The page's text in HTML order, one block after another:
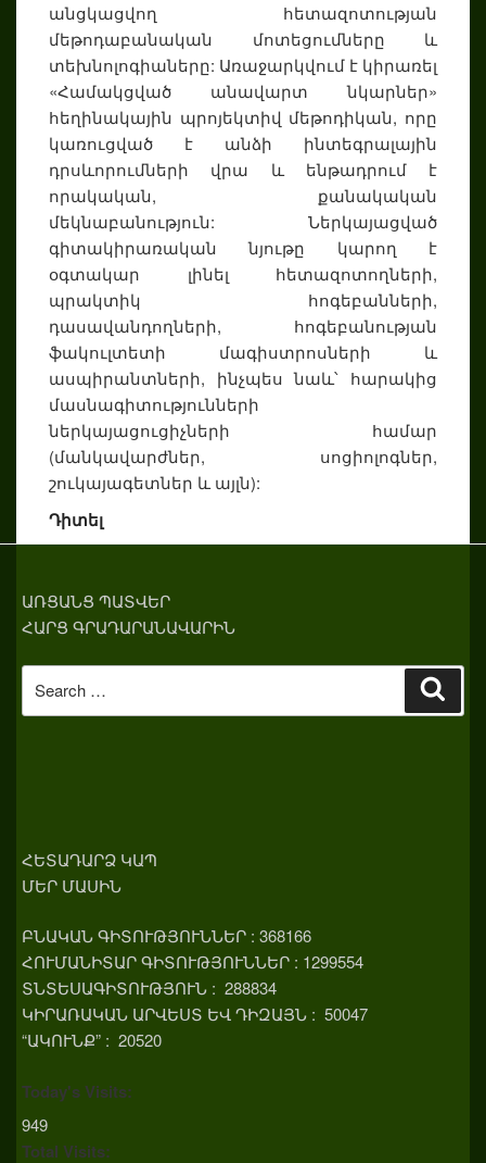
անցկացվող հետազոտության
մեթոդաբանական մոտեցումները և
տեխնոլոգիաները: Առաջարկվում է կիրառել
«Համակցված անավարտ նկարներ»
հեղինակային պրոյեկտիվ մեթոդիկան, որը
կառուցված է անձի ինտեգրալային
դրսևորումների վրա և ենթադրում է
որակական, քանակական
մեկնաբանություն: Ներկայացված
գիտակիրառական նյութը կարող է
օգտակար լինել հետազոտողների,
պրակտիկ հոգեբանների,
դասավանդողների, հոգեբանության
ֆակուլտետի մագիստրոսների և
ասպիրանտների, ինչպես նաև՝ հարակից
մասնագիտությունների
ներկայացուցիչների համար
(մանկավարժներ, սոցիոլոգներ,
շուկայագետներ և այլն):
Դիտել
ԱՌՑԱՆՑ ՊԱՏՎԵՐ
ՀԱՐՑ ԳՐԱԴԱՐԱՆԱՎԱՐԻՆ
for:
ՀԵՏԱԴԱՐՁ ԿԱՊ
ՄԵՐ ՄԱՍԻՆ
ԲՆԱԿԱՆ ԳԻՏՈՒԹՅՈՒՆՆԵՐ : 368166
ՀՈՒՄԱՆԻՏԱՐ ԳԻՏՈՒԹՅՈՒՆՆԵՐ : 1299554
ՏՆՏԵՍԱԳԻՏՈՒԹՅՈՒՆ : 288834
ԿԻՐԱՌԱԿԱՆ ԱՐՎԵՍՏ ԵՎ ԴԻԶԱՅՆ : 50047
“ԱԿՈՒՆՔ” : 20520
Today's Visits:
949
Total Visits: